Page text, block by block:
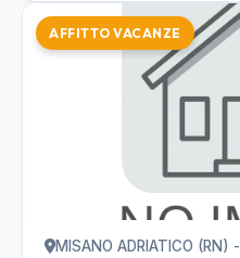
AFFITTO VACANZE
MISANO ADRIATICO (RN) -